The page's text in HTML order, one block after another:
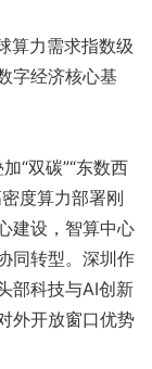
算力需求指数级
字经济核心基
“双碳”“东数西
度算力部署刚
建设，智算中心
同转型。深圳作
部科技与AI创新
外开放窗口优势